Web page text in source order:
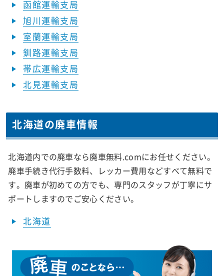
函館運輸支局
旭川運輸支局
室蘭運輸支局
釧路運輸支局
帯広運輸支局
北見運輸支局
北海道の廃車情報
北海道内での廃車なら廃車無料.comにお任せください。
廃車手続き代行手数料、レッカー費用などすべて無料で
す。廃車が初めての方でも、専門のスタッフが丁寧にサ
ポートしますのでご安心ください。
北海道